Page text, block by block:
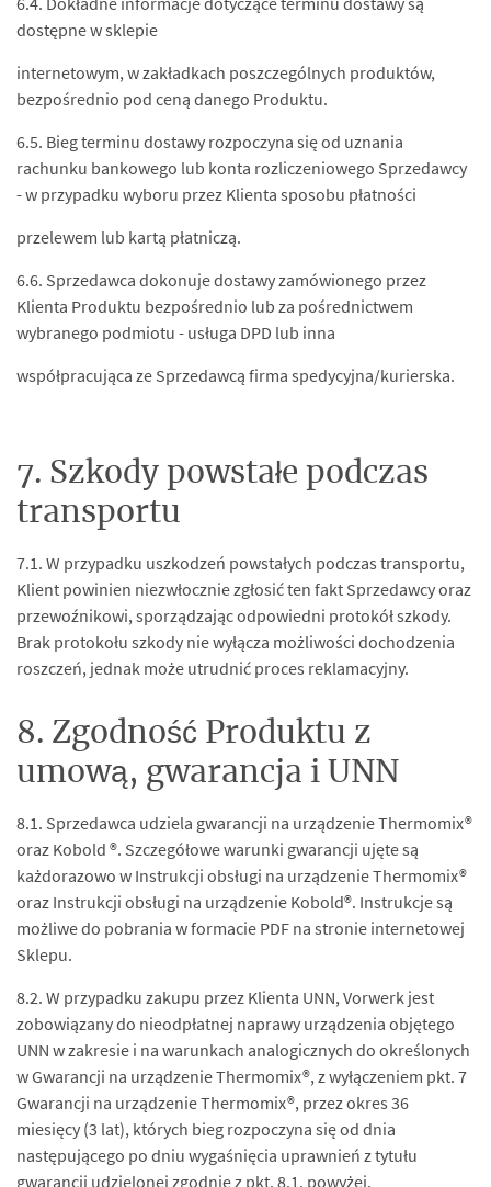
dostępne w sklepie
internetowym, w zakładkach poszczególnych produktów,
bezpośrednio pod ceną danego Produktu.
6.5. Bieg terminu dostawy rozpoczyna się od uznania
rachunku bankowego lub konta rozliczeniowego Sprzedawcy
- w przypadku wyboru przez Klienta sposobu płatności
przelewem lub kartą płatniczą.
6.6. Sprzedawca dokonuje dostawy zamówionego przez
Klienta Produktu bezpośrednio lub za pośrednictwem
wybranego podmiotu - usługa DPD lub inna
współpracująca ze Sprzedawcą firma spedycyjna/kurierska.
7. Szkody powstałe podczas
transportu
7.1. W przypadku uszkodzeń powstałych podczas transportu,
Klient powinien niezwłocznie zgłosić ten fakt Sprzedawcy oraz
przewoźnikowi, sporządzając odpowiedni protokół szkody.
Brak protokołu szkody nie wyłącza możliwości dochodzenia
roszczeń, jednak może utrudnić proces reklamacyjny.
8. Zgodność Produktu z
umową, gwarancja i UNN
8.1. Sprzedawca udziela gwarancji na urządzenie Thermomix®
oraz Kobold ®. Szczegółowe warunki gwarancji ujęte są
każdorazowo w Instrukcji obsługi na urządzenie Thermomix®
oraz Instrukcji obsługi na urządzenie Kobold®. Instrukcje są
możliwe do pobrania w formacie PDF na stronie internetowej
Sklepu.
8.2. W przypadku zakupu przez Klienta UNN, Vorwerk jest
zobowiązany do nieodpłatnej naprawy urządzenia objętego
UNN w zakresie i na warunkach analogicznych do określonych
w Gwarancji na urządzenie Thermomix®, z wyłączeniem pkt. 7
Gwarancji na urządzenie Thermomix®, przez okres 36
miesięcy (3 lat), których bieg rozpoczyna się od dnia
następującego po dniu wygaśnięcia uprawnień z tytułu
gwarancji udzielonej zgodnie z pkt. 8.1. powyżej.